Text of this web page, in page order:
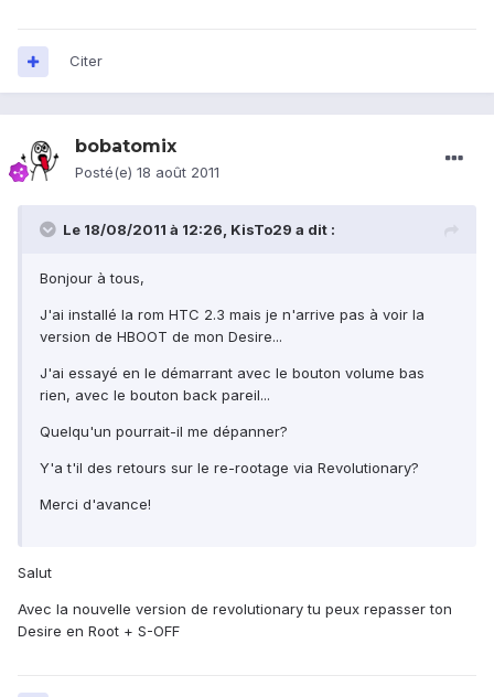
Citer
bobatomix
Posté(e) 18 août 2011
Le 18/08/2011 à 12:26, KisTo29 a dit :
Bonjour à tous,
J'ai installé la rom HTC 2.3 mais je n'arrive pas à voir la
version de HBOOT de mon Desire...
J'ai essayé en le démarrant avec le bouton volume bas
rien, avec le bouton back pareil...
Quelqu'un pourrait-il me dépanner?
Y'a t'il des retours sur le re-rootage via Revolutionary?
Merci d'avance!
Salut
Avec la nouvelle version de revolutionary tu peux repasser ton
Desire en Root + S-OFF